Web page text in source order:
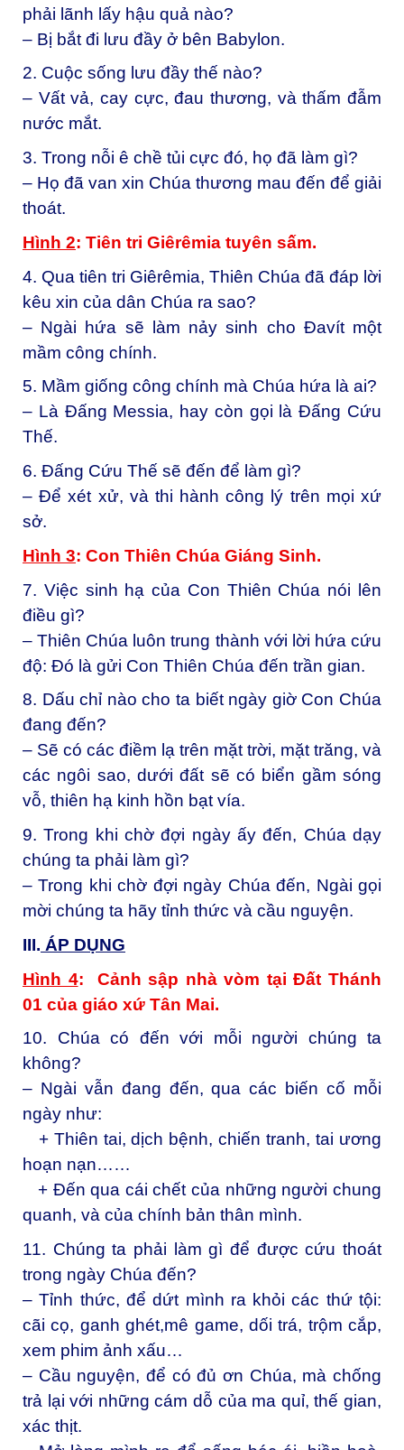
phải lãnh lấy hậu quả nào?
– Bị bắt đi lưu đầy ở bên Babylon.
2. Cuộc sống lưu đầy thế nào?
– Vất vả, cay cực, đau thương, và thấm đẫm
nước mắt.
3. Trong nỗi ê chề tủi cực đó, họ đã làm gì?
– Họ đã van xin Chúa thương mau đến để giải
thoát.
Hình 2: Tiên tri Giêrêmia tuyên sấm.
4. Qua tiên tri Giêrêmia, Thiên Chúa đã đáp lời
kêu xin của dân Chúa ra sao?
– Ngài hứa sẽ làm nảy sinh cho Đavít một
mầm công chính.
5. Mầm giống công chính mà Chúa hứa là ai?
– Là Đấng Messia, hay còn gọi là Đấng Cứu
Thế.
6. Đấng Cứu Thế sẽ đến để làm gì?
– Để xét xử, và thi hành công lý trên mọi xứ
sở.
Hình 3: Con Thiên Chúa Giáng Sinh.
7. Việc sinh hạ của Con Thiên Chúa nói lên
điều gì?
– Thiên Chúa luôn trung thành với lời hứa cứu
độ: Đó là gửi Con Thiên Chúa đến trần gian.
8. Dấu chỉ nào cho ta biết ngày giờ Con Chúa
đang đến?
– Sẽ có các điềm lạ trên mặt trời, mặt trăng, và
các ngôi sao, dưới đất sẽ có biển gầm sóng
vỗ, thiên hạ kinh hồn bạt vía.
9. Trong khi chờ đợi ngày ấy đến, Chúa dạy
chúng ta phải làm gì?
– Trong khi chờ đợi ngày Chúa đến, Ngài gọi
mời chúng ta hãy tỉnh thức và cầu nguyện.
III. ÁP DỤNG
Hình 4: Cảnh sập nhà vòm tại Đất Thánh
01 của giáo xứ Tân Mai.
10. Chúa có đến với mỗi người chúng ta
không?
– Ngài vẫn đang đến, qua các biến cố mỗi
ngày như:
+ Thiên tai, dịch bệnh, chiến tranh, tai ương
hoạn nạn……
+ Đến qua cái chết của những người chung
quanh, và của chính bản thân mình.
11. Chúng ta phải làm gì để được cứu thoát
trong ngày Chúa đến?
– Tỉnh thức, để dứt mình ra khỏi các thứ tội:
cãi cọ, ganh ghét,mê game, dối trá, trộm cắp,
xem phim ảnh xấu…
– Cầu nguyện, để có đủ ơn Chúa, mà chống
trả lại với những cám dỗ của ma quỉ, thế gian,
xác thịt.